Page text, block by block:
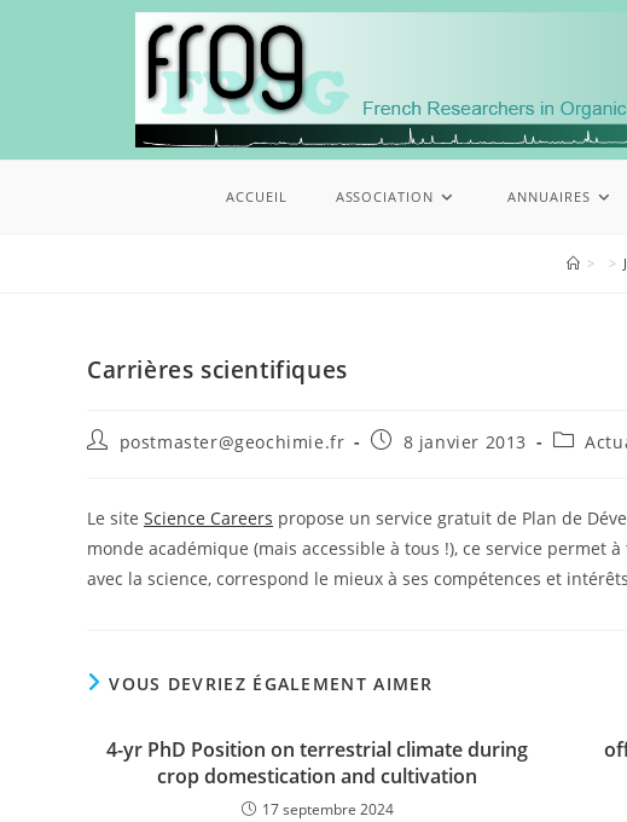
ACCUEIL ASSOCIATION ANNUAIRES
> >
Carrières scientifiques
postmaster@geochimie.fr 8 janvier 2013
Le site Science Careers propose un service gratuit de Plan de
monde académique (mais accessible à tous !), ce service
avec la science, correspond le mieux à ses compétences et
VOUS DEVRIEZ ÉGALEMENT AIMER
4-yr PhD Position on terrestrial climate during
crop domestication and cultivation
17 septembre 2024